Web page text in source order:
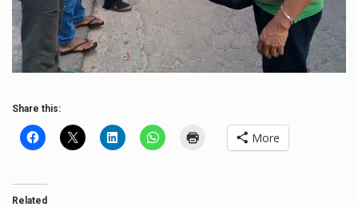
Share this:
More
Related